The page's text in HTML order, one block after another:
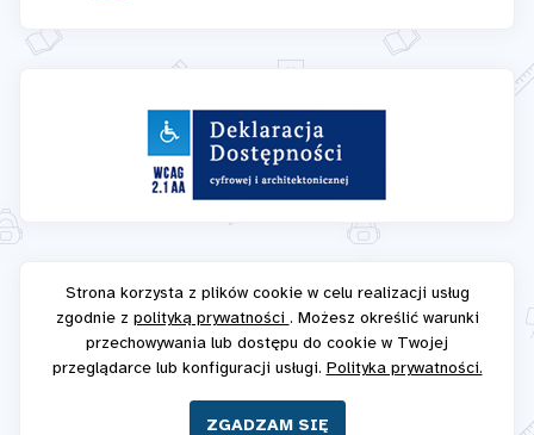
Strona korzysta z plików cookie w celu realizacji usług
zgodnie z polityką prywatności . Możesz określić warunki
przechowywania lub dostępu do cookie w Twojej
przeglądarce lub konfiguracji usługi. Polityka prywatności.
ZGADZAM SIĘ